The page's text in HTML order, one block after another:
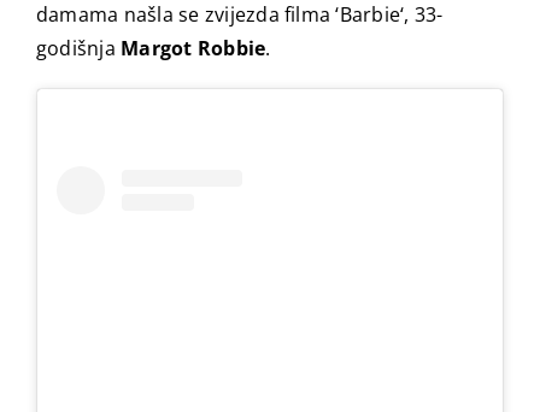
damama našla se zvijezda filma ‘Barbie‘, 33-
godišnja Margot Robbie.